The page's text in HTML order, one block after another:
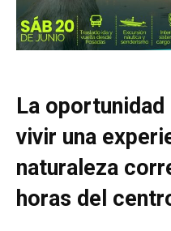
La
vivir una
naturaleza
horas del